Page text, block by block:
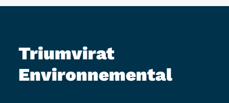
Triumvirat
Environnemental